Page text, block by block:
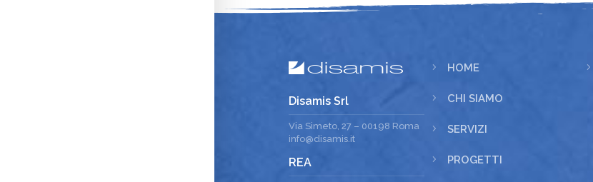
Disamis Srl
Via Simeto, 27 – 00198 Roma
info@disamis.it
REA
5 HOME
5 CHI SIAMO
5 SERVIZI
5 PROGETTI
5